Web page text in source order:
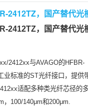
2412TZ，国产替代光
2412TZ，国产替代光
2412xx与AVAGO的HFBR-
业标准的ST光纤接口，提供
适配多种类光纤芯径的
，100/140μm和200μm.